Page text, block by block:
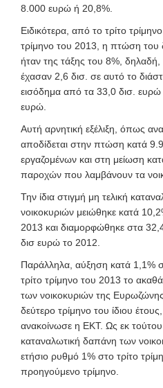
8.000 ευρώ ή 20,8%.
Ειδικότερα, από το τρίτο
τρίμηνο του 2013, η πτώση του
ήταν της τάξης του 8%, δηλαδή,
έχασαν 2,6 δισ. σε αυτό το
εισόδημα από τα 33,0 δισ.
ευρώ.
Αυτή αρνητική εξέλιξη, όπως
αποδίδεται στην πτώση κατά
εργαζομένων και στη μείωση
παροχών που λαμβάνουν τα
Την ίδια στιγμή μη τελική
νοικοκυριών μειώθηκε κατά
2013 και διαμορφώθηκε στα
δισ ευρώ το 2012.
Παράλληλα, αύξηση κατά 1,1%
τρίτο τρίμηνο του 2013 το
των νοικοκυριών της
δεύτερο τρίμηνο του ίδιου
ανακοίνωσε η ΕΚΤ. Ως εκ τούτου
καταναλωτική δαπάνη των
ετήσιο ρυθμό 1% στο τρίτο
προηγούμενο τρίμηνο.